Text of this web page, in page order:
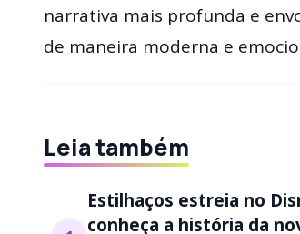
narrativa mais profunda e
de maneira moderna e
Leia também
Estilhaços estreia no
conheça a história da